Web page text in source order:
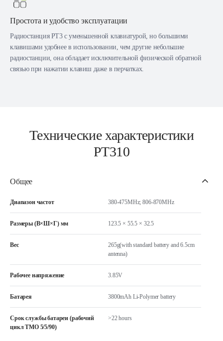
Простота и удобство эксплуатации
Радиостанция PT3 с уменьшенной клавиатурой, но большими
клавишами удобнее в использовании, чем другие небольшие
радиостанции, она обладает исключительной физической обратной
связью при нажатии клавиш даже в перчатках.
Технические характеристики
PT310
Общее
Диапазон частот 380-475MHz; 806-870MHz
Размеры (В×Ш×Г) мм 123.5 × 55.5 × 32.5
Вес
265g(with standard battery and 6.5cm
antenna)
Рабочее напряжение 3.85V
Батарея 3800mAh Li-Polymer battery
Срок службы батареи (рабочий
цикл TMO 5/5/90)
>22 hours